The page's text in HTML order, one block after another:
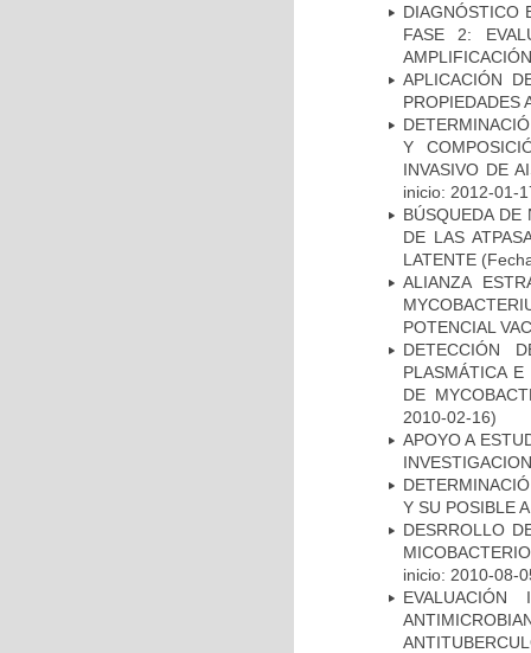
DIAGNÓSTICO
FASE 2:
APLICACIÓN
PROPIEDADES
Y
INVASIVO DE
inicio: 2012-01-
BÚSQUEDA DE
DE LAS
LATENTE
ALIANZA
POTENCIAL
DETECCIÓN
PLASMÁTICA
DE
2010-02-16)
APOYO A
Y SU POSIBLE
DESRROLLO
inicio: 2010-08-